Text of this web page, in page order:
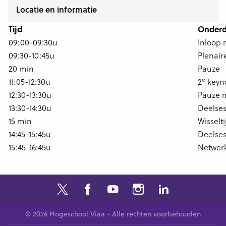
Locatie en informatie
Tijd
09:00-09:30u
Inloop
09:30-10:45u
20 min
Pauze
11:05-12:30u
2e
12:30-13:30u
Pauze
13:30-14:30u
15 min
14:45-15:45u
15:45-16:45u
© 2026 Hogeschool Viaa - Alle rechten voorbehouden